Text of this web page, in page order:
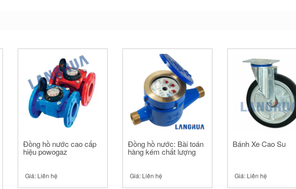
Đồng hồ nước cao cấp
hiệu powogaz
Giá: Liên hệ
Đồng hồ nước: Bài toán
hàng kém chất lượng
Giá: Liên hệ
Bánh Xe Cao Su
Giá: Liên hệ